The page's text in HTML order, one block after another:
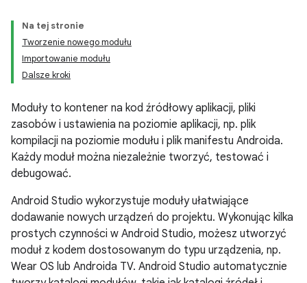
Na tej stronie
Tworzenie nowego modułu
Importowanie modułu
Dalsze kroki
Moduły to kontener na kod źródłowy aplikacji, pliki
zasobów i ustawienia na poziomie aplikacji, np. plik
kompilacji na poziomie modułu i plik manifestu Androida.
Każdy moduł można niezależnie tworzyć, testować i
debugować.
Android Studio wykorzystuje moduły ułatwiające
dodawanie nowych urządzeń do projektu. Wykonując kilka
prostych czynności w Android Studio, możesz utworzyć
moduł z kodem dostosowanym do typu urządzenia, np.
Wear OS lub Androida TV. Android Studio automatycznie